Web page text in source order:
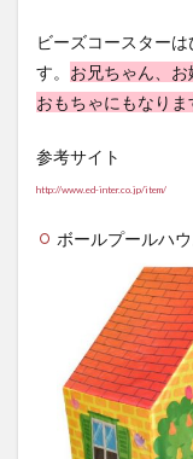
ビーズコースター
す。 お兄ちゃん、
おもちゃにもなりま
参考サイト
http://www.ed-inter.co.jp/item/
ボールプールハウ